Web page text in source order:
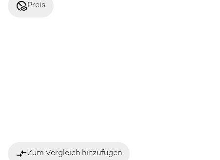
disabled_visiblePreis
compare_arrowsZum Vergleich hinzufügen